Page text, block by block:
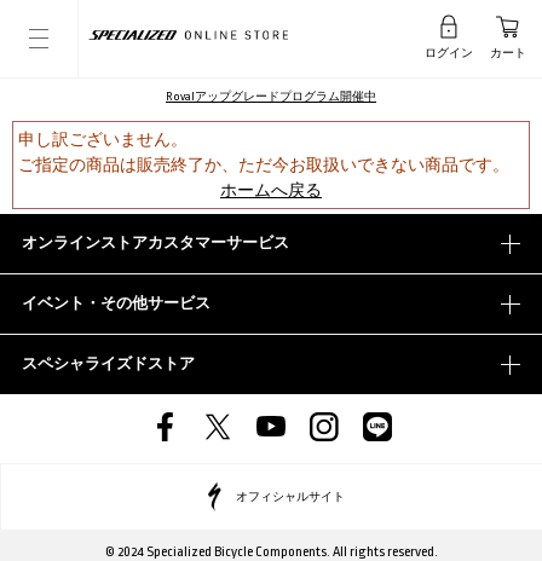
ログイン カート
Rovalアップグレードプログラム開催中
申し訳ございません。
ご指定の商品は販売終了か、ただ今お取扱いできない商品です。
ホームへ戻る
オンラインストアカスタマーサービス
イベント・その他サービス
スペシャライズドストア
オフィシャルサイト
© 2024 Specialized Bicycle Components. All rights reserved.